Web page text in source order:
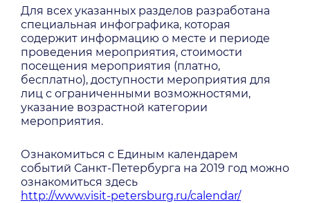
Для всех указанных разделов разработана
специальная инфографика, которая
содержит информацию о месте и периоде
проведения мероприятия, стоимости
посещения мероприятия (платно,
бесплатно), доступности мероприятия для
лиц с ограниченными возможностями,
указание возрастной категории
мероприятия.
Ознакомиться с Единым календарем
событий Санкт-Петербурга на 2019 год можно
ознакомиться здесь
http://www.visit-petersburg.ru/calendar/